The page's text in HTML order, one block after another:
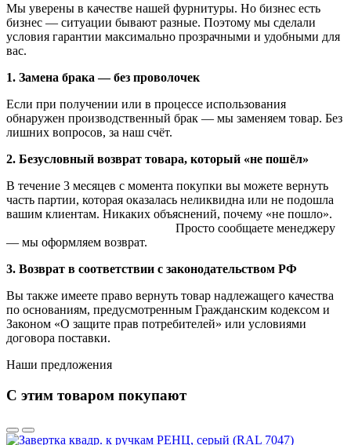
Мы уверены в качестве нашей фурнитуры. Но бизнес есть
бизнес — ситуации бывают разные. Поэтому мы сделали
условия гарантии максимально прозрачными и удобными для
вас.
1. Замена брака — без проволочек
Если при получении или в процессе использования
обнаружен производственный брак — мы заменяем товар. Без
лишних вопросов, за наш счёт.
2. Безусловный возврат товара, который «не пошёл»
В течение 3 месяцев с момента покупки вы можете вернуть
часть партии, которая оказалась неликвидна или не подошла
вашим клиентам. Никаких объяснений, почему «не пошло».
Просто сообщаете менеджеру
— мы оформляем возврат.
3. Возврат в соответствии с законодательством РФ
Вы также имеете право вернуть товар надлежащего качества
по основаниям, предусмотренным Гражданским кодексом и
Законом «О защите прав потребителей» или условиями
договора поставки.
Наши предложения
С этим товаром покупают